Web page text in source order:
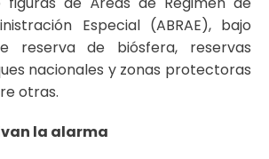
Especial (ABRAE), bajo
reserva de biósfera, reservas
nacionales y zonas protectoras
otras.
la alarma